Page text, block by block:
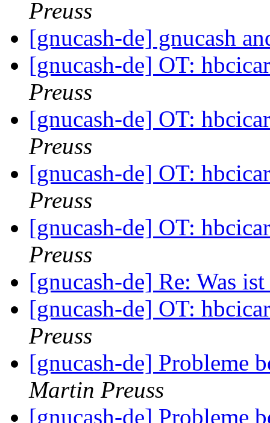
Preuss
[gnucash-de] gnucash
[gnucash-de] OT:
Preuss
[gnucash-de] OT:
Preuss
[gnucash-de] OT:
Preuss
[gnucash-de] OT:
Preuss
[gnucash-de] Re: Was
[gnucash-de] OT:
Preuss
[gnucash-de] Probleme
Martin Preuss
[gnucash-de] Probleme